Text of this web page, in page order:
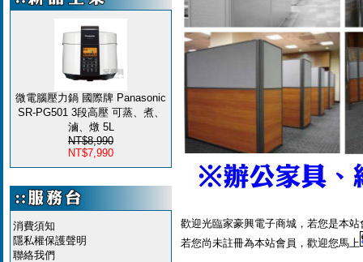
微電腦壓力鍋 國際牌 Panasonic
SR-PG501 3段高壓 可蒸、煮、
滷、燉 5L
NT$8,990
NT$7,990
消費須知
隱私權保護聲明
聯絡我們
歡迎光臨家豪興電子商城，若您是本站
若您尚未註冊為本站會員，歡迎您馬上